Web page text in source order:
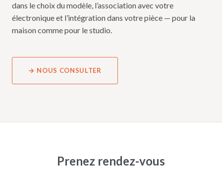
dans le choix du modèle, l’association avec votre
électronique et l’intégration dans votre pièce — pour la
maison comme pour le studio.
→ NOUS CONSULTER
Prenez rendez-vous